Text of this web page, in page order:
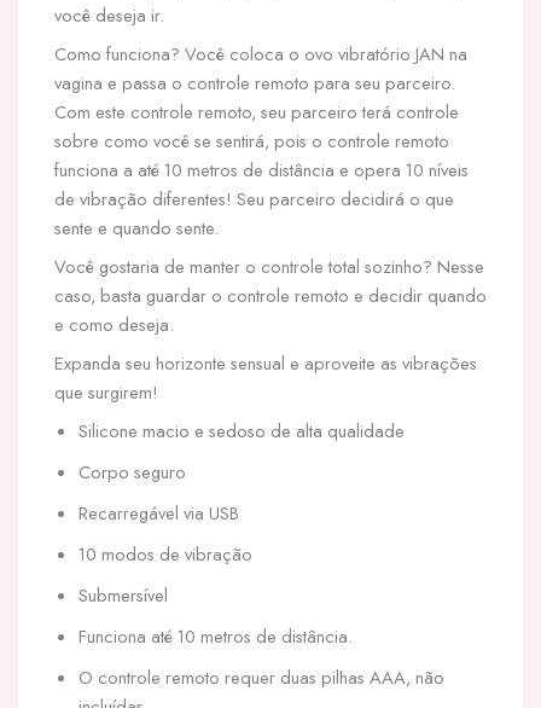
você deseja ir.
Como funciona? Você coloca o ovo vibratório JAN na
vagina e passa o controle remoto para seu parceiro.
Com este controle remoto, seu parceiro terá controle
sobre como você se sentirá, pois o controle remoto
funciona a até 10 metros de distância e opera 10 níveis
de vibração diferentes! Seu parceiro decidirá o que
sente e quando sente.
Você gostaria de manter o controle total sozinho? Nesse
caso, basta guardar o controle remoto e decidir quando
e como deseja.
Expanda seu horizonte sensual e aproveite as vibrações
que surgirem!
Silicone macio e sedoso de alta qualidade
Corpo seguro
Recarregável via USB
10 modos de vibração
Submersível
Funciona até 10 metros de distância.
O controle remoto requer duas pilhas AAA, não